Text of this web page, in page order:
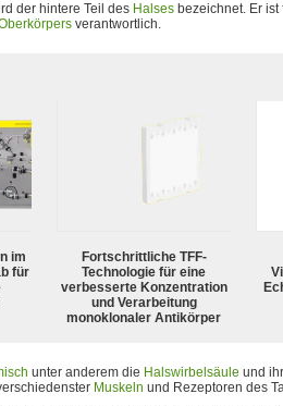
der hintere Teil des Halses bezeichnet. Er
verantwortlich.
im
für
Fortschrittliche TFF-
Technologie für eine
verbesserte Konzentration
und Verarbeitung
monoklonaler Antikörper
unter anderem die Halswirbelsäule und
Muskeln und Rezeptoren des